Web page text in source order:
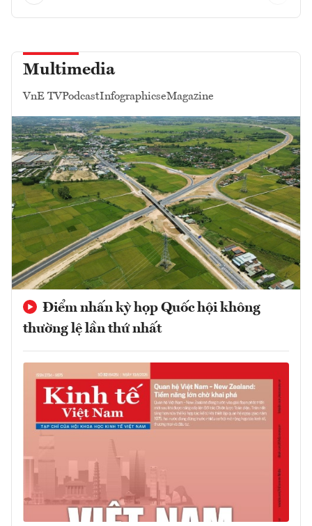
Multimedia
VnE TVPodcastInfographicseMagazine
Điểm nhấn kỳ họp Quốc hội không
thường lệ lần thứ nhất